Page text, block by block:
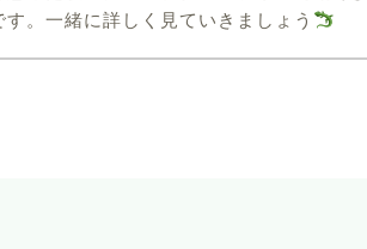
す。一緒に詳しく見ていきましょう